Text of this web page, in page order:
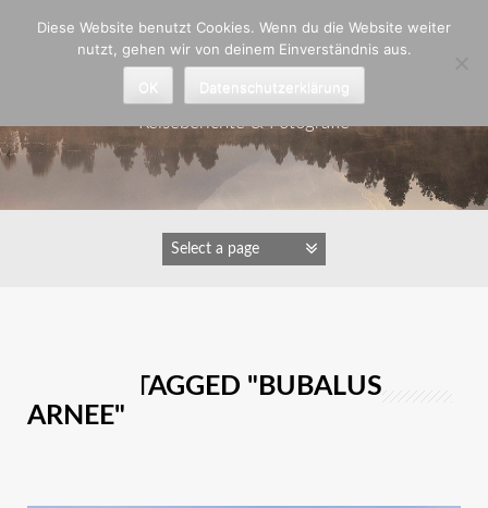
Astrid Padberg
Reiseberichte & Fotografie
IMAGES TAGGED "BUBALUS
ARNEE"
Diese Website benutzt Cookies. Wenn du die Website weiter
nutzt, gehen wir von deinem Einverständnis aus.